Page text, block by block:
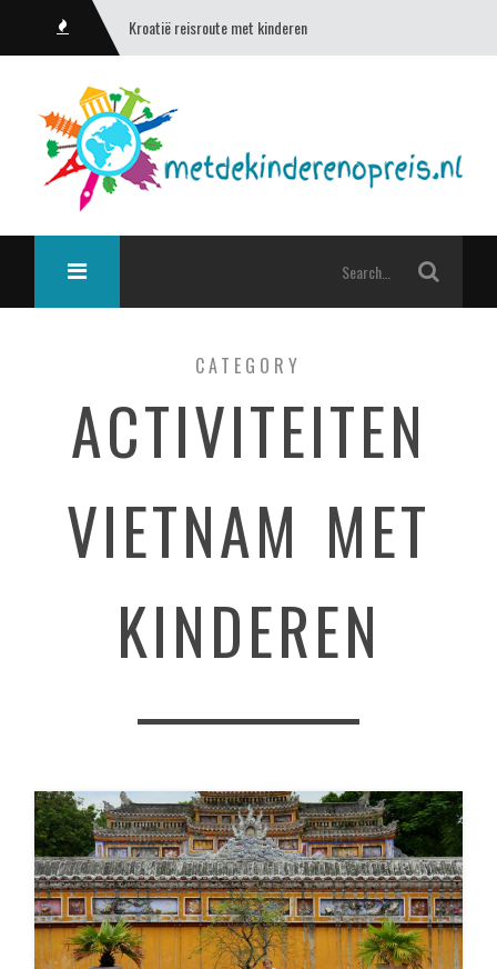
Kroatië reisroute met kinderen
CATEGORY
ACTIVITEITEN
VIETNAM MET
KINDEREN